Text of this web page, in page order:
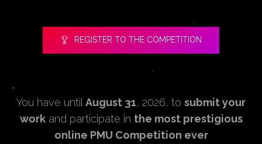
REGISTER TO THE COMPETITION
You have until August 31, 2026, to submit your
workand participate in the most prestigious
online PMU Competition ever